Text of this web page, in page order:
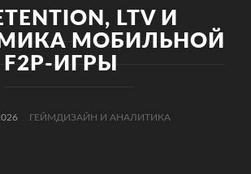
LTV И
МОБИЛЬНОЙ
F2P-ИГРЫ
ГЕЙМДИЗАЙН И АНАЛИТИКА